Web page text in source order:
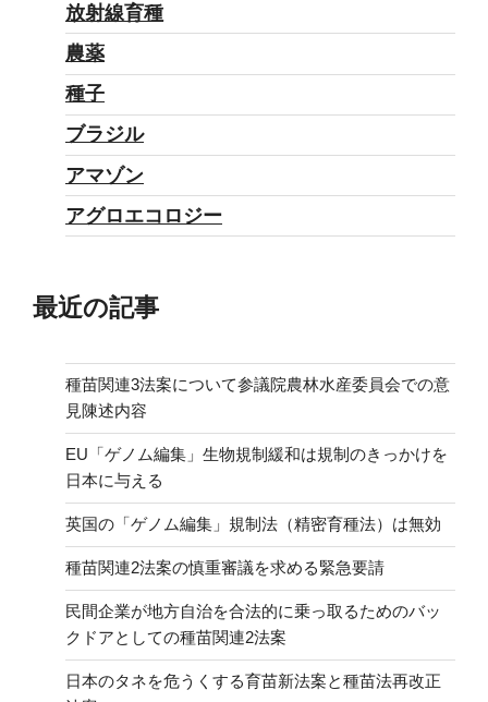
放射線育種
農薬
種子
ブラジル
アマゾン
アグロエコロジー
最近の記事
種苗関連3法案について参議院農林水産委員会での意
見陳述内容
EU「ゲノム編集」生物規制緩和は規制のきっかけを
日本に与える
英国の「ゲノム編集」規制法（精密育種法）は無効
種苗関連2法案の慎重審議を求める緊急要請
民間企業が地方自治を合法的に乗っ取るためのバッ
クドアとしての種苗関連2法案
日本のタネを危うくする育苗新法案と種苗法再改正